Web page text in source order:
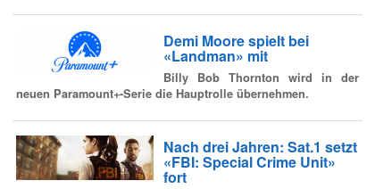
Demi Moore spielt bei
«Landman» mit
Billy Bob Thornton wird in der
neuen Paramount+-Serie die Hauptrolle übernehmen.
Nach drei Jahren: Sat.1 setzt
«FBI: Special Crime Unit»
fort